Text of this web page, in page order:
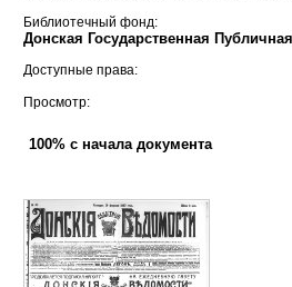
Библиотечный фонд:
Донская Государственная
Доступные права:
Просмотр:
100% с начала документа